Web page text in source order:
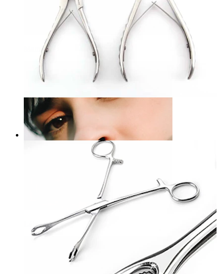
Mamilo
Lábio
Bodymod Care
Alicate para abrir argolas
19,90 €